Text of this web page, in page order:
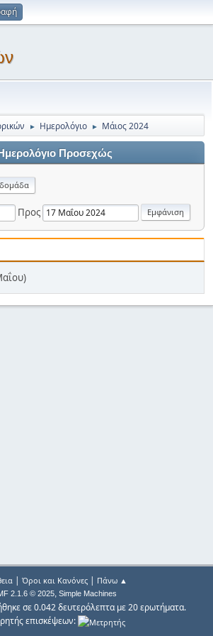
► Ημερολόγιο ► Μάιος 2024
Ημερολόγιο Προσεχώς
Προς
| Όροι και Κανόνες| Πάνω ▲
2.1.6 © 2025, Simple Machines
σε 0.042 δευτερόλεπτα με 20 ερωτήματα.
επισκέψεων: